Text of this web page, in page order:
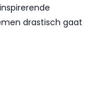
drastisch gaat